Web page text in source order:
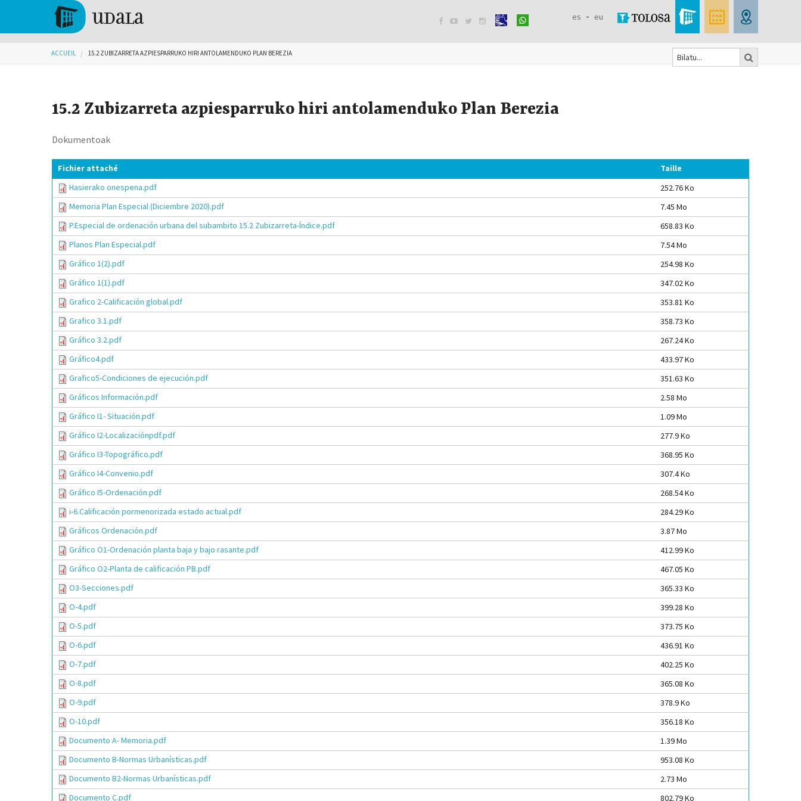
Aller au contenu principal
    es eu
Formulaire
Vous êtes ici
ACCUEIL 15.2 ZUBIZARRETA AZPIESPARRUKO HIRI ANTOLAMENDUKO PLAN BEREZIA
15.2 Zubizarreta azpiesparruko hiri antolamenduko Plan Berezia
Dokumentoak
Fichier attaché
Taille
Hasierako onespena.pdf
252.76 Ko
Memoria Plan Especial (Diciembre 2020).pdf
7.45 Mo
P.Especial de ordenación urbana del subambito 15.2 Zubizarreta-Índice.pdf
658.83 Ko
Planos Plan Especial.pdf
7.54 Mo
Gráfico 1(2).pdf
254.98 Ko
Gráfico 1(1).pdf
347.02 Ko
Grafico 2-Calificación global.pdf
353.81 Ko
Grafico 3.1.pdf
358.73 Ko
Gráfico 3.2.pdf
267.24 Ko
Gráfico4.pdf
433.97 Ko
Grafico5-Condiciones de ejecución.pdf
351.63 Ko
Gráficos Información.pdf
2.58 Mo
Gráfico I1- Situación.pdf
1.09 Mo
Gráfico I2-Localizaciónpdf.pdf
277.9 Ko
Gráfico I3-Topográfico.pdf
368.95 Ko
Gráfico I4-Convenio.pdf
307.4 Ko
Gráfico I5-Ordenación.pdf
268.54 Ko
i-6.Calificación pormenorizada estado actual.pdf
284.29 Ko
Gráficos Ordenación.pdf
3.87 Mo
Gráfico O1-Ordenación planta baja y bajo rasante.pdf
412.99 Ko
Gráfico O2-Planta de calificación PB.pdf
467.05 Ko
O3-Secciones.pdf
365.33 Ko
O-4.pdf
399.28 Ko
O-5.pdf
373.75 Ko
O-6.pdf
436.91 Ko
O-7.pdf
402.25 Ko
O-8.pdf
365.08 Ko
O-9.pdf
378.9 Ko
O-10.pdf
356.18 Ko
Documento A- Memoria.pdf
1.39 Mo
Documento B-Normas Urbanísticas.pdf
953.08 Ko
Documento B2-Normas Urbanísticas.pdf
2.73 Mo
Documento C.pdf
802.79 Ko